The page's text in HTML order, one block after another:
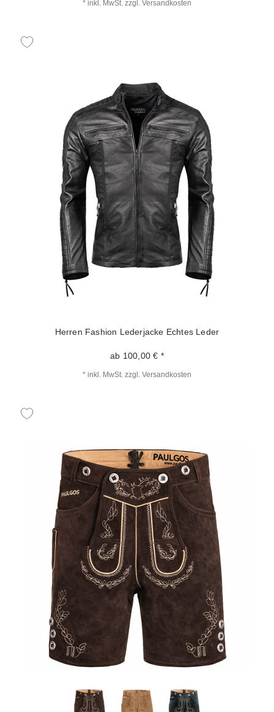
* inkl. MwSt. zzgl. Versandkosten
Herren Fashion Lederjacke Echtes Leder
ab 100,00 € *
* inkl. MwSt. zzgl. Versandkosten